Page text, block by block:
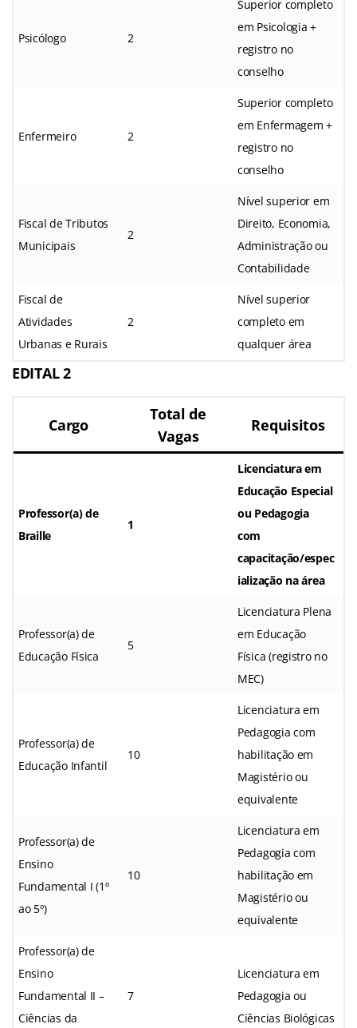
Psicólogo 2
Superior completo
em Psicologia +
registro no
conselho
Enfermeiro 2
Superior completo
em Enfermagem +
registro no
conselho
Fiscal de Tributos
Municipais
2
Nível superior em
Direito, Economia,
Administração ou
Contabilidade
Fiscal de
Atividades
Urbanas e Rurais
2
Nível superior
completo em
qualquer área
EDITAL 2
Cargo
Total de
Vagas
Requisitos
Professor(a) de
Braille
1
Licenciatura em
Educação Especial
ou Pedagogia
com
capacitação/espec
ialização na área
Professor(a) de
Educação Física
5
Licenciatura Plena
em Educação
Física (registro no
MEC)
Professor(a) de
Educação Infantil
10
Licenciatura em
Pedagogia com
habilitação em
Magistério ou
equivalente
Professor(a) de
Ensino
Fundamental I (1º
ao 5º)
10
Licenciatura em
Pedagogia com
habilitação em
Magistério ou
equivalente
Professor(a) de
Ensino
Fundamental II –
Ciências da
7
Licenciatura em
Pedagogia ou
Ciências Biológicas